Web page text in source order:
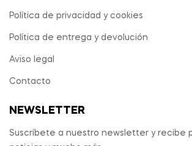
Política de privacidad y cookies
Política de entrega y devolución
Aviso legal
Contacto
NEWSLETTER
Suscríbete a nuestro newsletter y recibe